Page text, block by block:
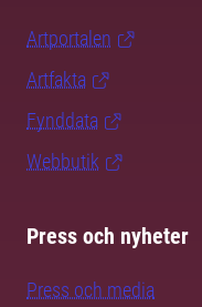
Artportalen
Artfakta
Fynddata
Webbutik
Press och nyheter
Press och media